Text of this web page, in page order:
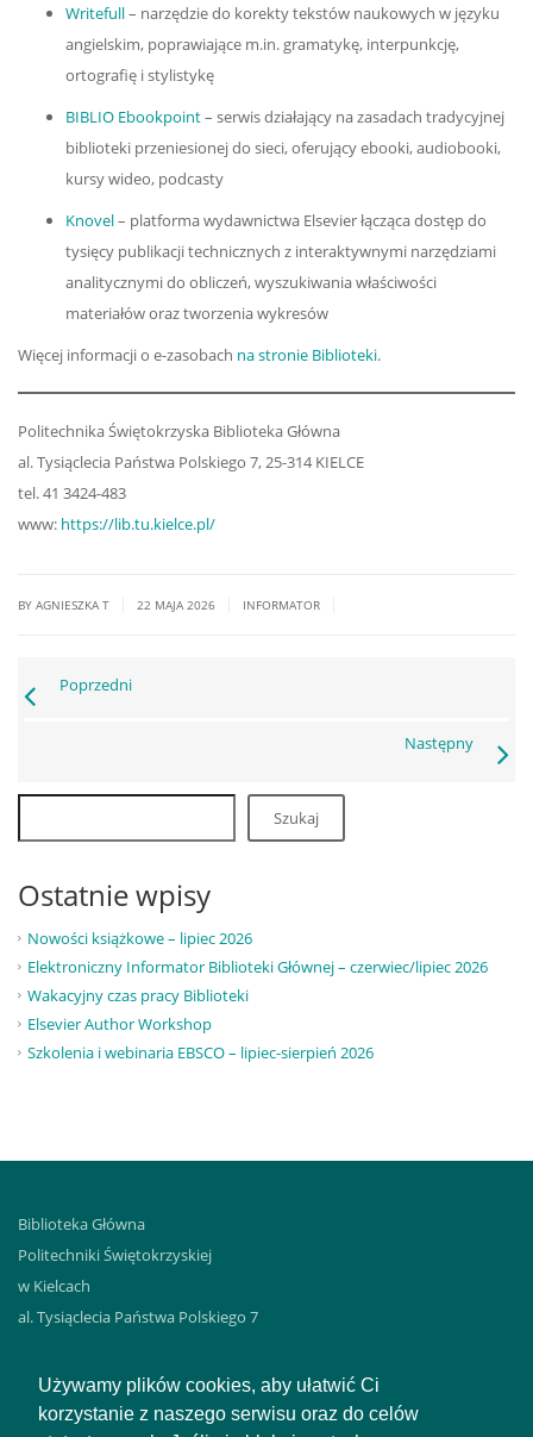
Writefull– narzędzie do korekty tekstów naukowych w języku
angielskim, poprawiające m.in. gramatykę, interpunkcję,
ortografię i stylistykę
BIBLIO Ebookpoint– serwis działający na zasadach tradycyjnej
biblioteki przeniesionej do sieci, oferujący ebooki, audiobooki,
kursy wideo, podcasty
Knovel– platforma wydawnictwa Elsevier łącząca dostęp do
tysięcy publikacji technicznych z interaktywnymi narzędziami
analitycznymi do obliczeń, wyszukiwania właściwości
materiałów oraz tworzenia wykresów
Więcej informacji o e-zasobach na stronie Biblioteki.
Politechnika Świętokrzyska Biblioteka Główna
al. Tysiąclecia Państwa Polskiego 7, 25-314 KIELCE
tel. 41 3424-483
www: https://lib.tu.kielce.pl/
BY AGNIESZKA T 22 MAJA 2026 INFORMATOR
Poprzedni
Następny
Szukaj
Ostatnie wpisy
Nowości książkowe – lipiec 2026
Elektroniczny Informator Biblioteki Głównej – czerwiec/lipiec 2026
Wakacyjny czas pracy Biblioteki
Elsevier Author Workshop
Szkolenia i webinaria EBSCO – lipiec-sierpień 2026
Biblioteka Główna
Politechniki Świętokrzyskiej
w Kielcach
al. Tysiąclecia Państwa Polskiego 7
tel. 41 3424-493 – wypożyczalnia
tel. 41 3424-483 – sekretariat
Używamy plików cookies, aby ułatwić Ci
korzystanie z naszego serwisu oraz do celów